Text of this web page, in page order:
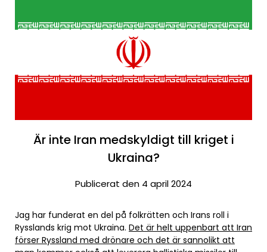
Är inte Iran medskyldigt till kriget i
Ukraina?
Publicerat den 4 april 2024
Jag har funderat en del på folkrätten och Irans roll i
Rysslands krig mot Ukraina. Det är helt uppenbart att Iran
förser Ryssland med drönare och det är sannolikt att